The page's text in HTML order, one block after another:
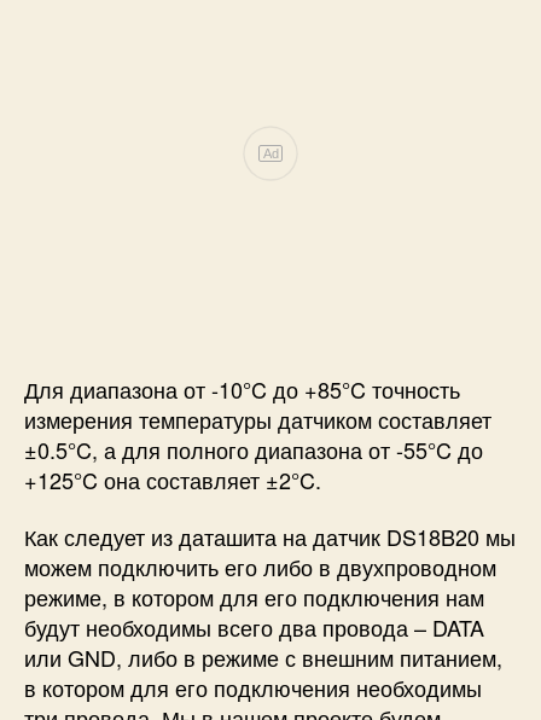
Ad
Для диапазона от -10°C до +85°C точность
измерения температуры датчиком составляет
±0.5°C, а для полного диапазона от -55°C до
+125°C она составляет ±2°C.
Как следует из даташита на датчик DS18B20 мы
можем подключить его либо в двухпроводном
режиме, в котором для его подключения нам
будут необходимы всего два провода – DATA
или GND, либо в режиме с внешним питанием,
в котором для его подключения необходимы